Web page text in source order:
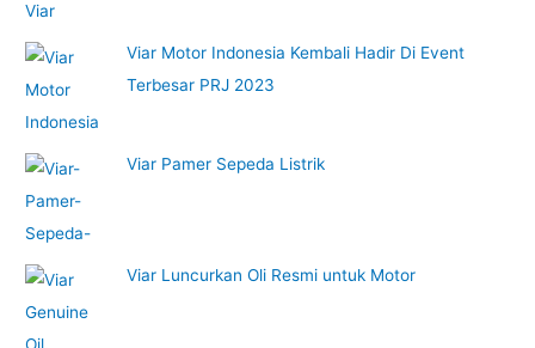
Viar Motor Indonesia Kembali Hadir Di Event
Terbesar PRJ 2023
Viar Pamer Sepeda Listrik
Viar Luncurkan Oli Resmi untuk Motor